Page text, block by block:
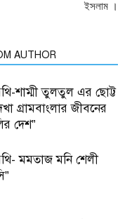
ইসলাম ।
AUTHOR
শাম্মী তুলতুল এর ছোট্ট
গ্রামবাংলার জীবনের
দেশ”
মমতাজ মনি শেলী